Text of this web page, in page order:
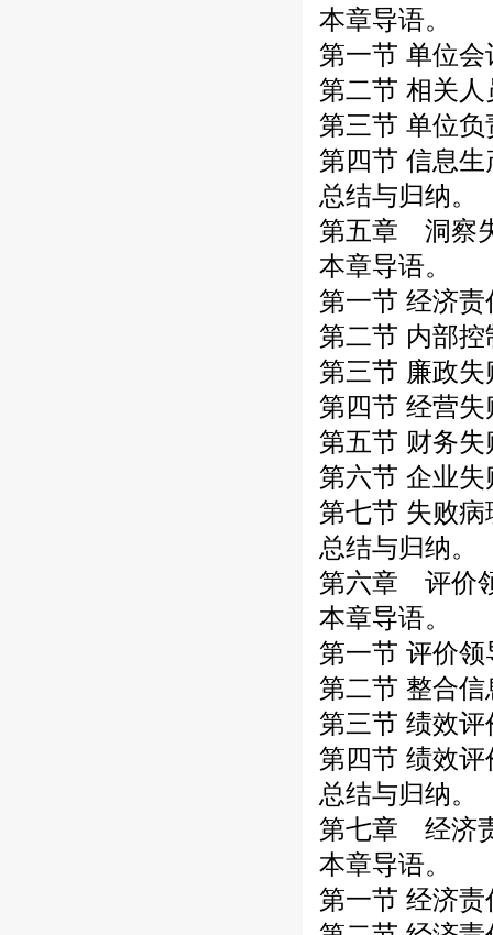
本章导语。
第一节 单位
第二节 相关
第三节 单位
第四节 信息
总结与归纳。
第五章 洞察
本章导语。
第一节 经济
第二节 内部
第三节 廉政
第四节 经营
第五节 财务
第六节 企业
第七节 失败
总结与归纳。
第六章 评价
本章导语。
第一节 评价
第二节 整合
第三节 绩效
第四节 绩效
总结与归纳。
第七章 经济
本章导语。
第一节 经济